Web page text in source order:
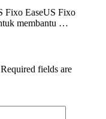
Fixo EaseUS Fixo
membantu …
Required fields are